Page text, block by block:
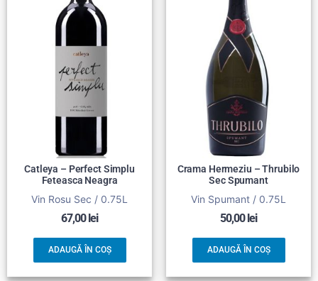
Catleya – Perfect Simplu
Feteasca Neagra
Vin Rosu Sec / 0.75L
67,00 lei
ADAUGĂ ÎN COȘ
Crama Hermeziu – Thrubilo
Sec Spumant
Vin Spumant / 0.75L
50,00 lei
ADAUGĂ ÎN COȘ